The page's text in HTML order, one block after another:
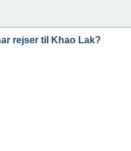
rejser til Khao Lak?